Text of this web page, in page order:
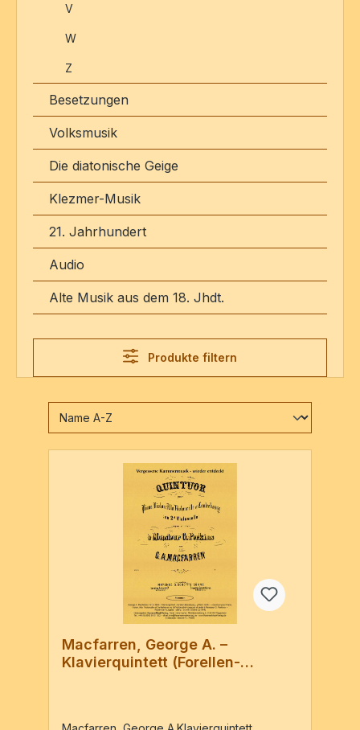
V
W
Z
Besetzungen
Volksmusik
Die diatonische Geige
Klezmer-Musik
21. Jahrhundert
Audio
Alte Musik aus dem 18. Jhdt.
Produkte filtern
Macfarren, George A. –
Klavierquintett (Forellen-